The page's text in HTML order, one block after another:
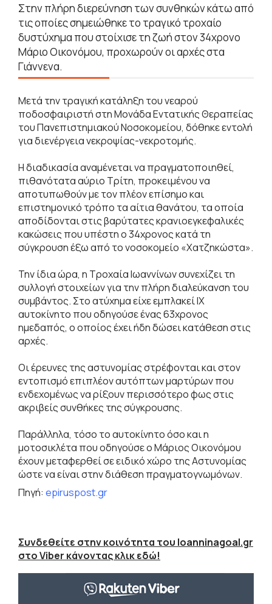
Στην πλήρη διερεύνηση των συνθηκών κάτω από
τις οποίες σημειώθηκε το τραγικό τροχαίο
δυστύχημα που στοίχισε τη ζωή στον 34χρονο
Μάριο Οικονόμου, προχωρούν οι αρχές στα
Γιάννενα.
Μετά την τραγική κατάληξη του νεαρού
ποδοσφαιριστή στη Μονάδα Εντατικής Θεραπείας
του Πανεπιστημιακού Νοσοκομείου, δόθηκε εντολή
για διενέργεια νεκροψίας-νεκροτομής.
Η διαδικασία αναμένεται να πραγματοποιηθεί,
πιθανότατα αύριο Τρίτη, προκειμένου να
αποτυπωθούν με τον πλέον επίσημο και
επιστημονικό τρόπο τα αίτια θανάτου, τα οποία
αποδίδονται στις βαρύτατες κρανιοεγκεφαλικές
κακώσεις που υπέστη ο 34χρονος κατά τη
σύγκρουση έξω από το νοσοκομείο «Χατζηκώστα».
Την ίδια ώρα, η Τροχαία Ιωαννίνων συνεχίζει τη
συλλογή στοιχείων για την πλήρη διαλεύκανση του
συμβάντος. Στο ατύχημα είχε εμπλακεί ΙΧ
αυτοκίνητο που οδηγούσε ένας 63χρονος
ημεδαπός, ο οποίος έχει ήδη δώσει κατάθεση στις
αρχές.
Οι έρευνες της αστυνομίας στρέφονται και στον
εντοπισμό επιπλέον αυτόπτων μαρτύρων που
ενδεχομένως να ρίξουν περισσότερο φως στις
ακριβείς συνθήκες της σύγκρουσης.
Παράλληλα, τόσο το αυτοκίνητο όσο και η
μοτοσικλέτα που οδηγούσε ο Μάριος Οικονόμου
έχουν μεταφερθεί σε ειδικό χώρο της Αστυνομίας
ώστε να είναι στην διάθεση πραγματογνωμόνων.
Πηγή: epiruspost.gr
Συνδεθείτε στην κοινότητα του Ioanninagoal.gr
στο Viber κάνοντας κλικ εδώ!